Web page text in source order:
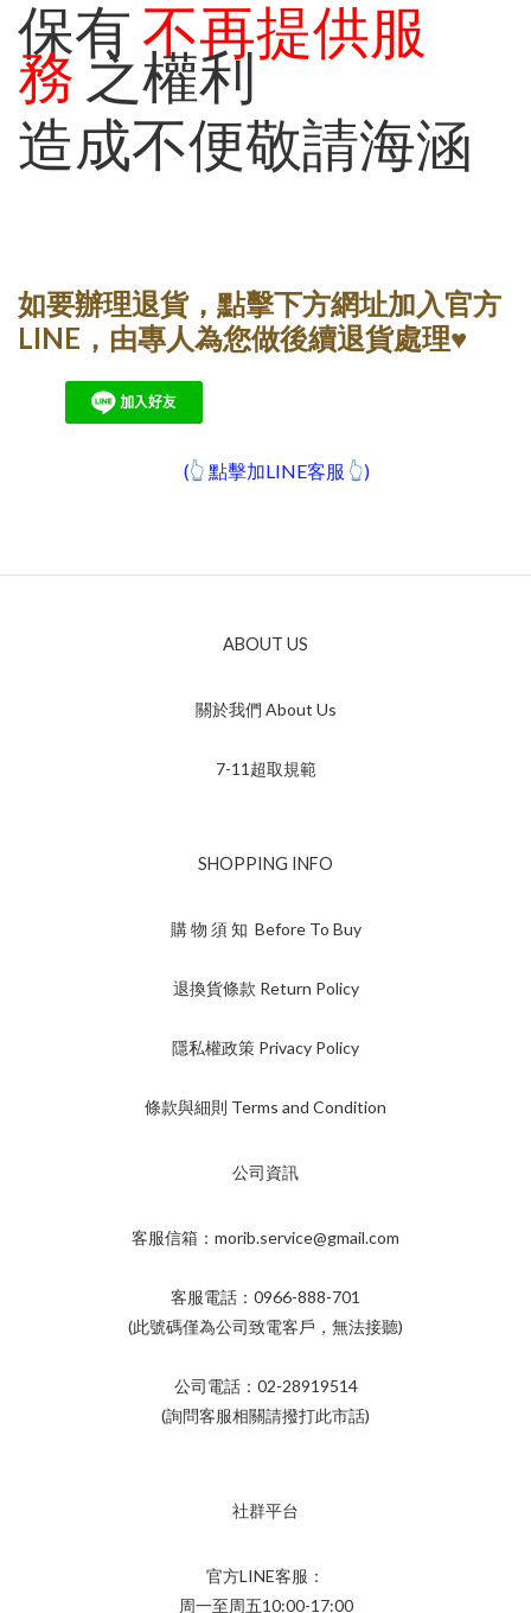
保有 不再提供服
務 之權利
造成不便敬請海涵
如要辦理退貨， 點擊下方網址加入官方
LINE ， 由專人為您做後續退貨處理♥
(👆 點擊加LINE客服 👆)
ABOUT US
關於我們 About Us
7-11超取規範
SHOPPING INFO
購 物 須 知 Before To Buy
退換貨條款 Return Policy
隱私權政策 Privacy Policy
條款與細則 Terms and Condition
公司資訊
客服信箱：morib.service@gmail.com
客服電話：0966-888-701
(此號碼僅為公司致電客戶，無法接聽)
公司電話：02-28919514
(詢問客服相關請撥打此市話)
社群平台
官方LINE客服：
周一至周五10:00-17:00